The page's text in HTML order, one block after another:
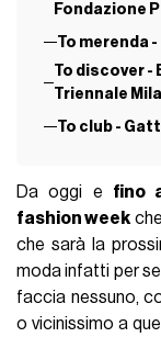
Fondazione
To merenda
To discover -
Triennale
To club -
Da oggi e fino
fashion week
che sarà la
moda infatti per
faccia nessuno,
o vicinissimo a